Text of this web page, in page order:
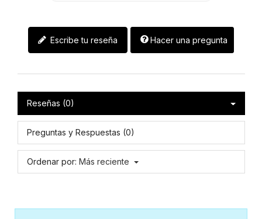
Escribe tu reseña Hacer una pregunta
Reseñas (0)
Preguntas y Respuestas (0)
Ordenar por: Más reciente